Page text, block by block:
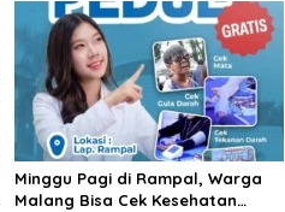
Mahasiswa
Minggu Pagi di Rampal, Warga
Malang Bisa Cek Kesehatan